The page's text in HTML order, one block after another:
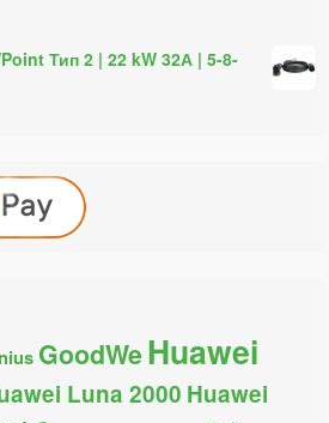
Тип 2 | 22 kW 32А | 5-8-
GoodWeHuawei
Luna 2000 Huawei